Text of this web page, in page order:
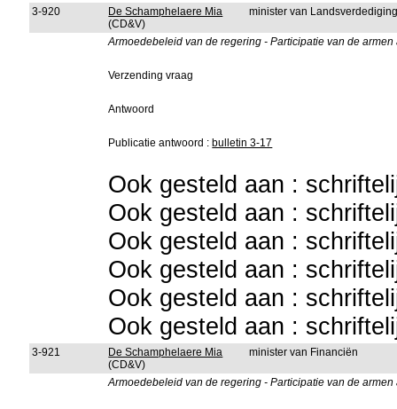
3-920
De Schamphelaere Mia
(CD&V)
minister van
Armoedebeleid van de regering - Participatie van de
Verzending vraag
Antwoord
Publicatie antwoord : bulletin 3-17
Ook gesteld aan :
Ook gesteld aan :
Ook gesteld aan :
Ook gesteld aan :
Ook gesteld aan :
Ook gesteld aan :
3-921
De Schamphelaere Mia
(CD&V)
minister van Financiën
Armoedebeleid van de regering - Participatie van de